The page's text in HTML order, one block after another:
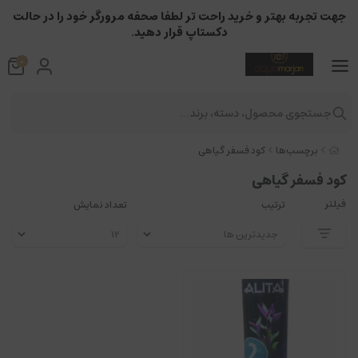
برچسب‌ها کود فسفر گیاهی
کود فسفر گیاهی
فیلتر ترتیب تعداد نمایش
جهت تجربه بهتر و خرید راحت تر لطفا صحفه مرورگر خود را در حالت
دکستاپ قرار دهید.
0
جستجوی محصول، دسته، برند...